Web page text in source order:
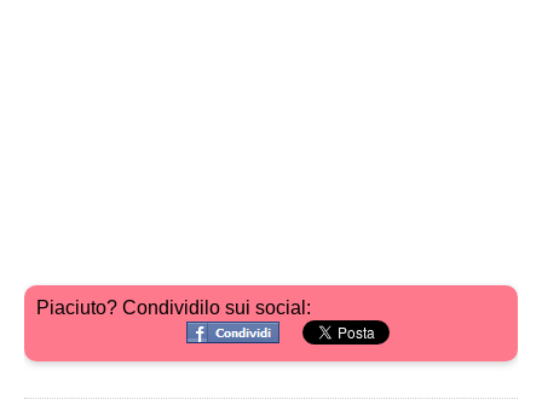
Piaciuto? Condividilo sui social: